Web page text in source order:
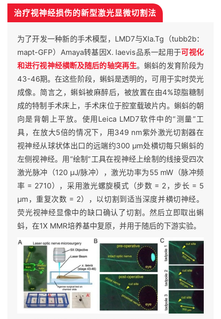
治疗视神经损伤的新型激光显微切割法
为了开发一种新的手术模型，LMD7与Xla.Tg（tubb2b：
mapt-GFP）Amaya转基因X. laevis品系一起用于可视化
和进行视神经横断及随后的轴突再生。蝌蚪的发育阶段为
43-46期。在这些阶段，蝌蚪是透明的，可用于实时荧光
成像。简言之，蝌蚪被麻醉后，被放置在由4%琼脂糖制
成的特制手术床上，手术床位于腔室载玻片内。蝌蚪的朝
向是背朝上平放。使用Leica LMD7软件中的“测量”工
具，在放大5倍的情况下，用349 nm紫外激光切割器在
视神经从球状体出口的远端约300 μm处横切每只蝌蚪的
左侧视神经。用“绘制”工具在视神经上绘制的线接受四次
激光脉冲（120 µJ/脉冲），激光功率为55 mW（脉冲频
率 = 2710），采用激光螺旋模式（步数 = 2，步长 = 5
μm，重复次数 = 2），以切割到适当深度并横切神经。
荧光视神经显像中的缺口确认了切割。然后立即取出蝌
蚪，在1X MMR培养基中复原，并用于随后的下游实验。